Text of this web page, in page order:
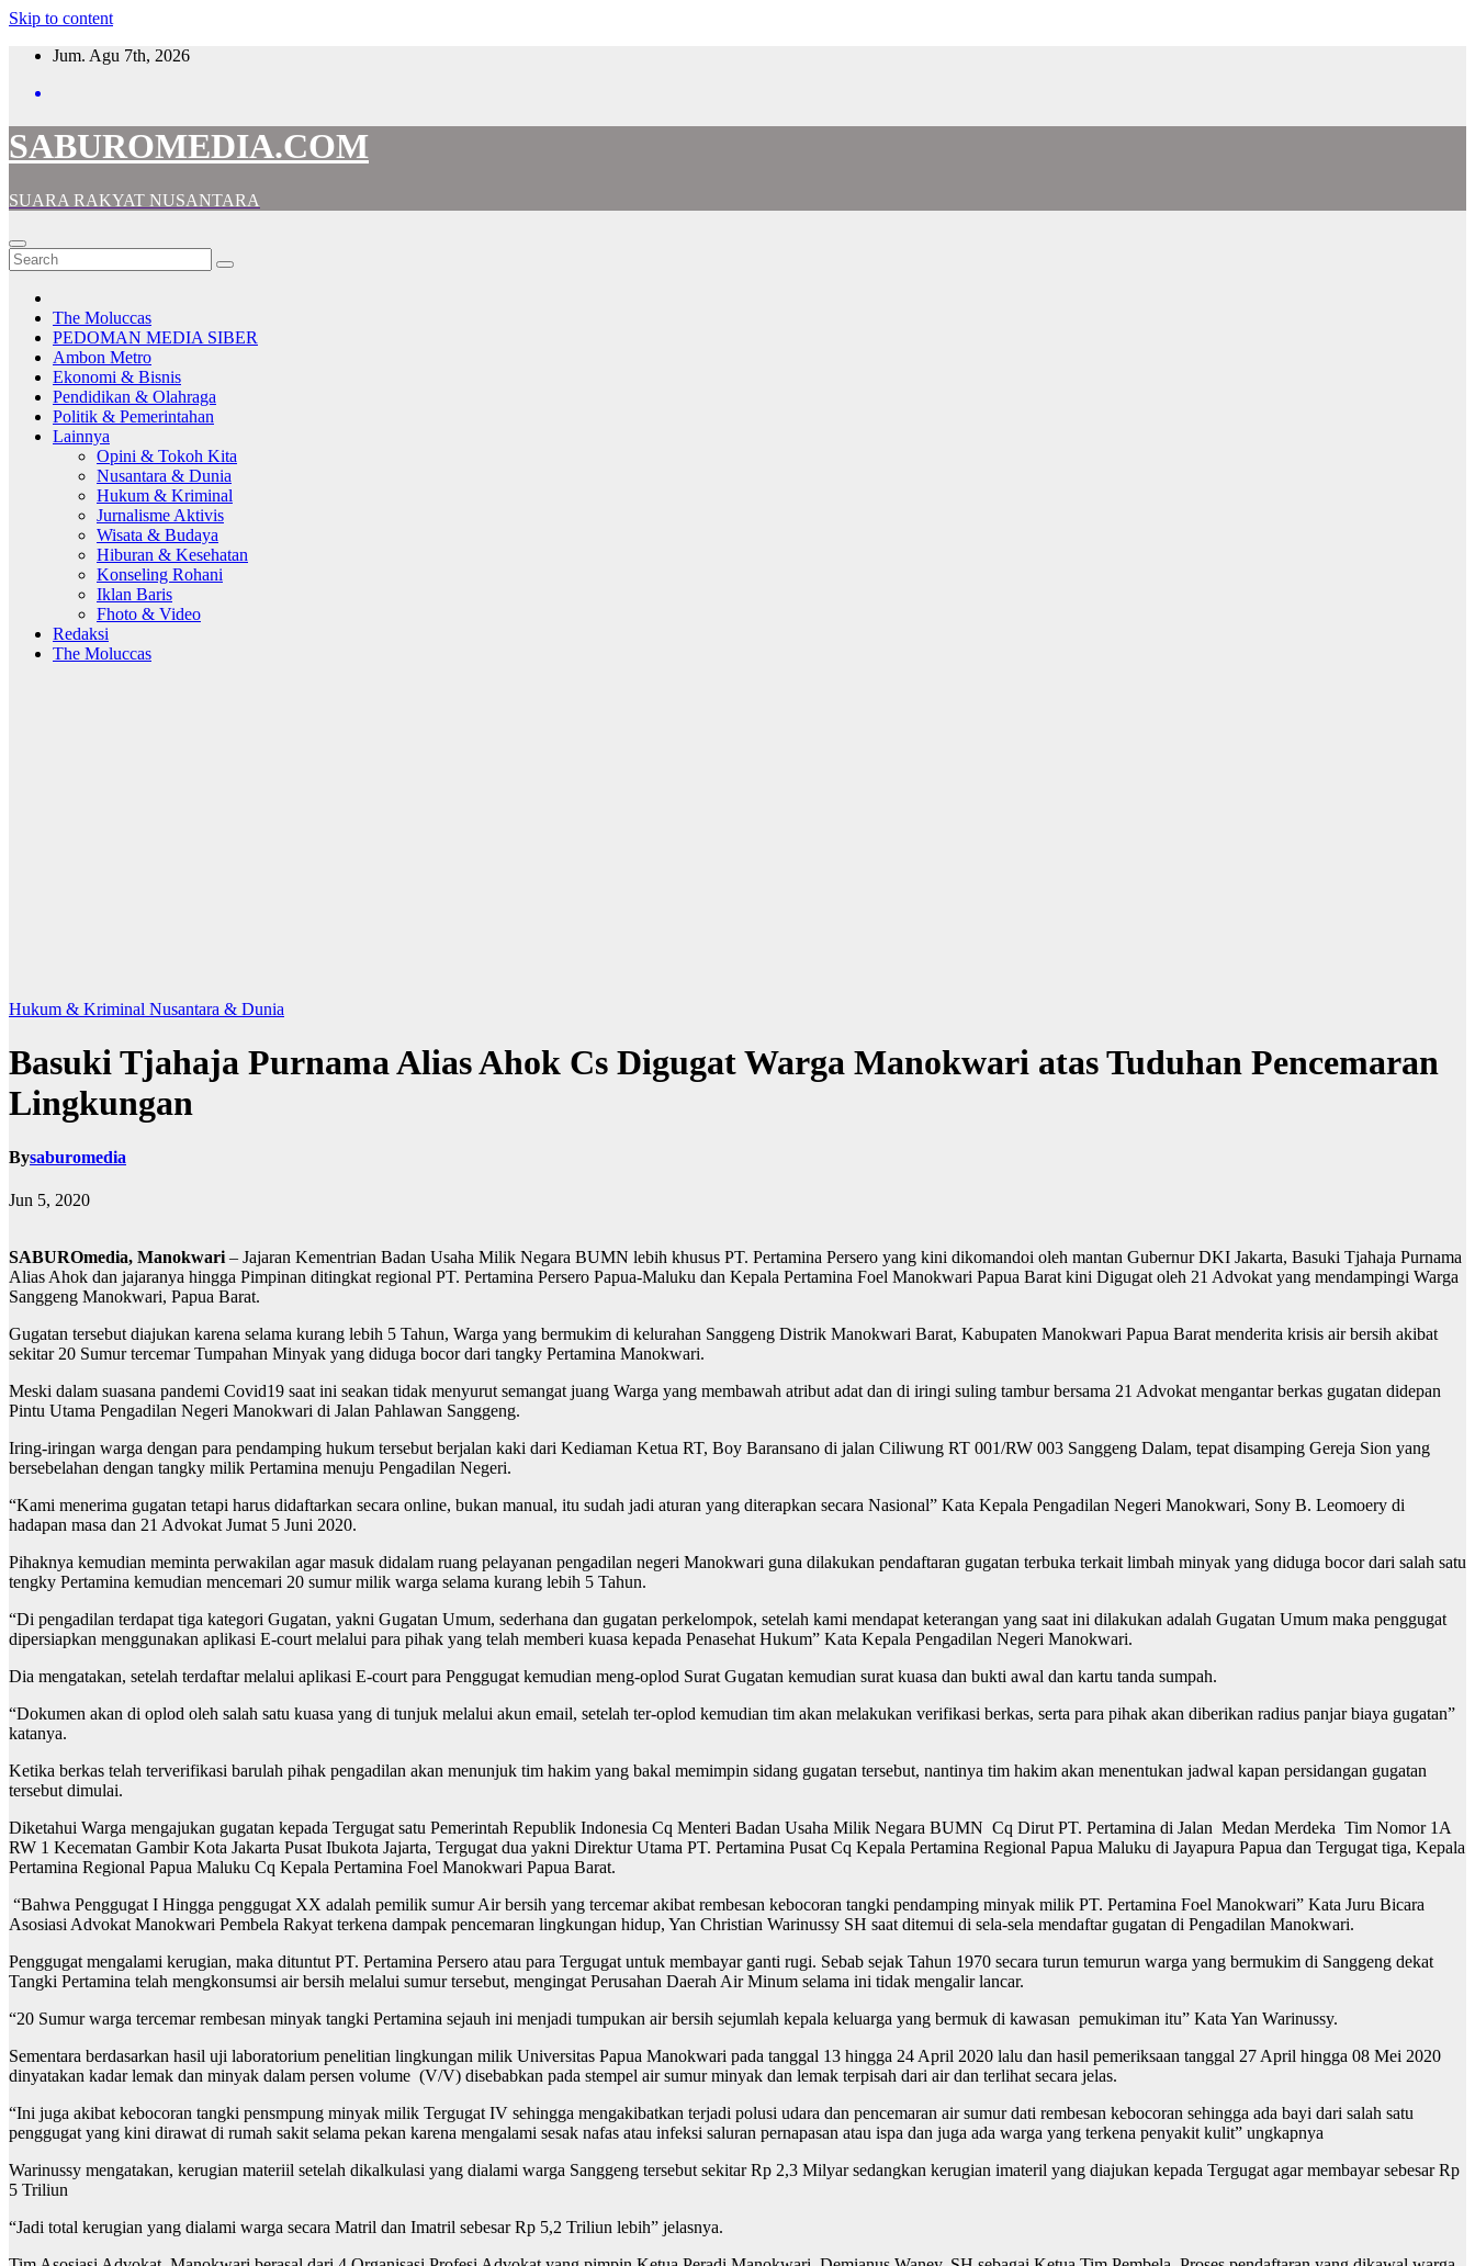
Skip to content
Jum. Agu 7th, 2026
SABUROMEDIA.COM
SUARA RAKYAT NUSANTARA
The Moluccas
PEDOMAN MEDIA SIBER
Ambon Metro
Ekonomi & Bisnis
Pendidikan & Olahraga
Politik & Pemerintahan
Lainnya
Opini & Tokoh Kita
Nusantara & Dunia
Hukum & Kriminal
Jurnalisme Aktivis
Wisata & Budaya
Hiburan & Kesehatan
Konseling Rohani
Iklan Baris
Fhoto & Video
Redaksi
The Moluccas
Hukum & Kriminal Nusantara & Dunia
Basuki Tjahaja Purnama Alias Ahok Cs Digugat Warga Manokwari atas Tuduhan Pencemaran
Lingkungan
Bysaburomedia
Jun 5, 2020
SABUROmedia, Manokwari – Jajaran Kementrian Badan Usaha Milik Negara BUMN lebih khusus PT. Pertamina Persero yang kini dikomandoi oleh mantan Gubernur DKI Jakarta, Basuki Tjahaja Purnama
Alias Ahok dan jajaranya hingga Pimpinan ditingkat regional PT. Pertamina Persero Papua-Maluku dan Kepala Pertamina Foel Manokwari Papua Barat kini Digugat oleh 21 Advokat yang mendampingi Warga
Sanggeng Manokwari, Papua Barat.
Gugatan tersebut diajukan karena selama kurang lebih 5 Tahun, Warga yang bermukim di kelurahan Sanggeng Distrik Manokwari Barat, Kabupaten Manokwari Papua Barat menderita krisis air bersih akibat
sekitar 20 Sumur tercemar Tumpahan Minyak yang diduga bocor dari tangky Pertamina Manokwari.
Meski dalam suasana pandemi Covid19 saat ini seakan tidak menyurut semangat juang Warga yang membawah atribut adat dan di iringi suling tambur bersama 21 Advokat mengantar berkas gugatan didepan
Pintu Utama Pengadilan Negeri Manokwari di Jalan Pahlawan Sanggeng.
Iring-iringan warga dengan para pendamping hukum tersebut berjalan kaki dari Kediaman Ketua RT, Boy Baransano di jalan Ciliwung RT 001/RW 003 Sanggeng Dalam, tepat disamping Gereja Sion yang
bersebelahan dengan tangky milik Pertamina menuju Pengadilan Negeri.
“Kami menerima gugatan tetapi harus didaftarkan secara online, bukan manual, itu sudah jadi aturan yang diterapkan secara Nasional” Kata Kepala Pengadilan Negeri Manokwari, Sony B. Leomoery di
hadapan masa dan 21 Advokat Jumat 5 Juni 2020.
Pihaknya kemudian meminta perwakilan agar masuk didalam ruang pelayanan pengadilan negeri Manokwari guna dilakukan pendaftaran gugatan terbuka terkait limbah minyak yang diduga bocor dari salah satu
tengky Pertamina kemudian mencemari 20 sumur milik warga selama kurang lebih 5 Tahun.
“Di pengadilan terdapat tiga kategori Gugatan, yakni Gugatan Umum, sederhana dan gugatan perkelompok, setelah kami mendapat keterangan yang saat ini dilakukan adalah Gugatan Umum maka penggugat
dipersiapkan menggunakan aplikasi E-court melalui para pihak yang telah memberi kuasa kepada Penasehat Hukum” Kata Kepala Pengadilan Negeri Manokwari.
Dia mengatakan, setelah terdaftar melalui aplikasi E-court para Penggugat kemudian meng-oplod Surat Gugatan kemudian surat kuasa dan bukti awal dan kartu tanda sumpah.
“Dokumen akan di oplod oleh salah satu kuasa yang di tunjuk melalui akun email, setelah ter-oplod kemudian tim akan melakukan verifikasi berkas, serta para pihak akan diberikan radius panjar biaya gugatan”
katanya.
Ketika berkas telah terverifikasi barulah pihak pengadilan akan menunjuk tim hakim yang bakal memimpin sidang gugatan tersebut, nantinya tim hakim akan menentukan jadwal kapan persidangan gugatan
tersebut dimulai.
Diketahui Warga mengajukan gugatan kepada Tergugat satu Pemerintah Republik Indonesia Cq Menteri Badan Usaha Milik Negara BUMN Cq Dirut PT. Pertamina di Jalan Medan Merdeka Tim Nomor 1A
RW 1 Kecematan Gambir Kota Jakarta Pusat Ibukota Jajarta, Tergugat dua yakni Direktur Utama PT. Pertamina Pusat Cq Kepala Pertamina Regional Papua Maluku di Jayapura Papua dan Tergugat tiga, Kepala
Pertamina Regional Papua Maluku Cq Kepala Pertamina Foel Manokwari Papua Barat.
“Bahwa Penggugat I Hingga penggugat XX adalah pemilik sumur Air bersih yang tercemar akibat rembesan kebocoran tangki pendamping minyak milik PT. Pertamina Foel Manokwari” Kata Juru Bicara
Asosiasi Advokat Manokwari Pembela Rakyat terkena dampak pencemaran lingkungan hidup, Yan Christian Warinussy SH saat ditemui di sela-sela mendaftar gugatan di Pengadilan Manokwari.
Penggugat mengalami kerugian, maka dituntut PT. Pertamina Persero atau para Tergugat untuk membayar ganti rugi. Sebab sejak Tahun 1970 secara turun temurun warga yang bermukim di Sanggeng dekat
Tangki Pertamina telah mengkonsumsi air bersih melalui sumur tersebut, mengingat Perusahan Daerah Air Minum selama ini tidak mengalir lancar.
“20 Sumur warga tercemar rembesan minyak tangki Pertamina sejauh ini menjadi tumpukan air bersih sejumlah kepala keluarga yang bermuk di kawasan pemukiman itu” Kata Yan Warinussy.
Sementara berdasarkan hasil uji laboratorium penelitian lingkungan milik Universitas Papua Manokwari pada tanggal 13 hingga 24 April 2020 lalu dan hasil pemeriksaan tanggal 27 April hingga 08 Mei 2020
dinyatakan kadar lemak dan minyak dalam persen volume (V/V) disebabkan pada stempel air sumur minyak dan lemak terpisah dari air dan terlihat secara jelas.
“Ini juga akibat kebocoran tangki pensmpung minyak milik Tergugat IV sehingga mengakibatkan terjadi polusi udara dan pencemaran air sumur dati rembesan kebocoran sehingga ada bayi dari salah satu
penggugat yang kini dirawat di rumah sakit selama pekan karena mengalami sesak nafas atau infeksi saluran pernapasan atau ispa dan juga ada warga yang terkena penyakit kulit” ungkapnya
Warinussy mengatakan, kerugian materiil setelah dikalkulasi yang dialami warga Sanggeng tersebut sekitar Rp 2,3 Milyar sedangkan kerugian imateril yang diajukan kepada Tergugat agar membayar sebesar Rp
5 Triliun
“Jadi total kerugian yang dialami warga secara Matril dan Imatril sebesar Rp 5,2 Triliun lebih” jelasnya.